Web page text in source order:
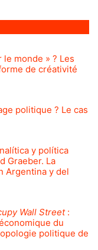
monde » ? Les
de créativité
politique ? Le cas
y política
Graeber. La
Argentina y del
Wall Street:
du
politique de